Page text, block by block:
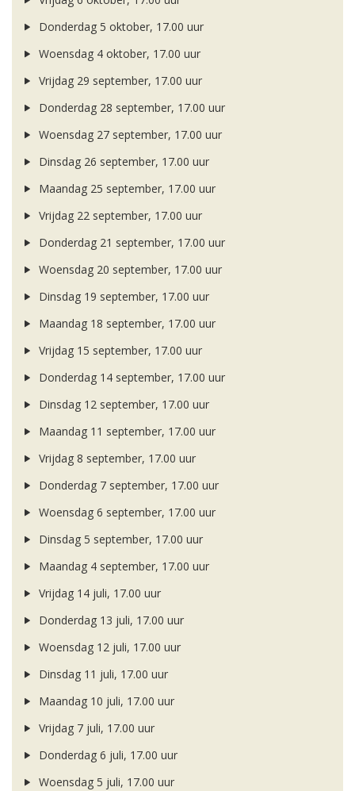
Donderdag 5 oktober, 17.00 uur
Woensdag 4 oktober, 17.00 uur
Vrijdag 29 september, 17.00 uur
Donderdag 28 september, 17.00 uur
Woensdag 27 september, 17.00 uur
Dinsdag 26 september, 17.00 uur
Maandag 25 september, 17.00 uur
Vrijdag 22 september, 17.00 uur
Donderdag 21 september, 17.00 uur
Woensdag 20 september, 17.00 uur
Dinsdag 19 september, 17.00 uur
Maandag 18 september, 17.00 uur
Vrijdag 15 september, 17.00 uur
Donderdag 14 september, 17.00 uur
Dinsdag 12 september, 17.00 uur
Maandag 11 september, 17.00 uur
Vrijdag 8 september, 17.00 uur
Donderdag 7 september, 17.00 uur
Woensdag 6 september, 17.00 uur
Dinsdag 5 september, 17.00 uur
Maandag 4 september, 17.00 uur
Vrijdag 14 juli, 17.00 uur
Donderdag 13 juli, 17.00 uur
Woensdag 12 juli, 17.00 uur
Dinsdag 11 juli, 17.00 uur
Maandag 10 juli, 17.00 uur
Vrijdag 7 juli, 17.00 uur
Donderdag 6 juli, 17.00 uur
Woensdag 5 juli, 17.00 uur